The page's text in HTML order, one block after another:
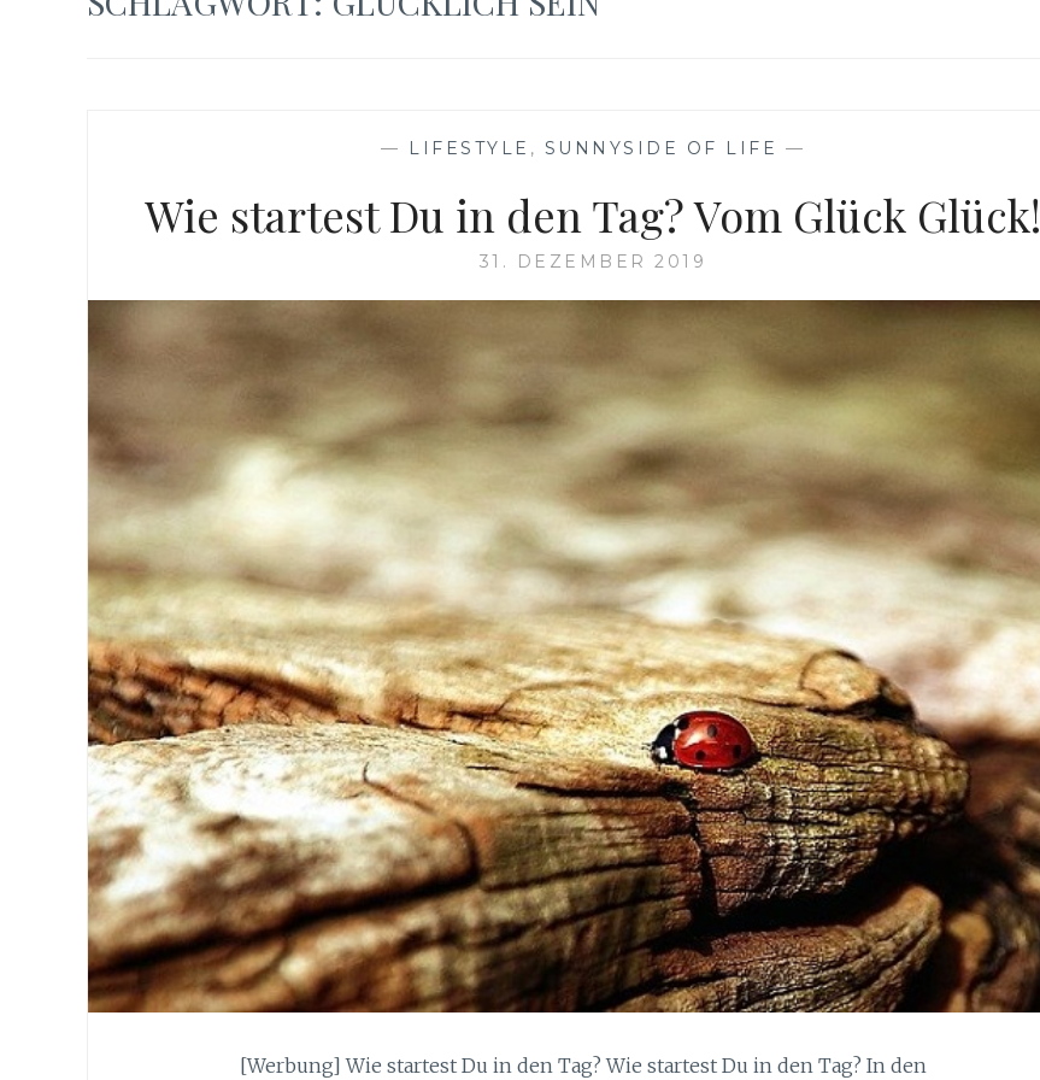
— LIFESTYLE , SUNNYSIDE OF LIFE —
Wie startest Du in den Tag? Vom Glück Glück!
31. DEZEMBER 2019
[Werbung] Wie startest Du in den Tag? Wie startest Du in den Tag? In den